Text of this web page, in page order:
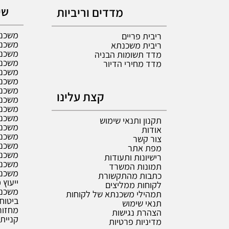
מדדים וריביות
ריבית פריים
ריבית משכנתא
מדד תשומות הבניה
מדד מחירי הדיור
קצת עלינו
תקנון ותנאי שימוש
אודות
צור קשר
מפת אתר
רישיונות ותעודות
תמונות המשרד
כתבות מהתקשורת
לקוחות ממליצים
תמהילי משכנתא של לקוחות
תנאי שימוש
הצהרת נגישות
מדיניות פרטיות